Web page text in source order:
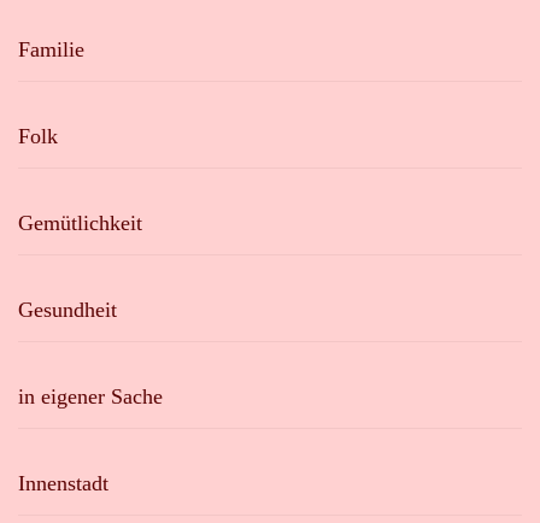
Familie
Folk
Gemütlichkeit
Gesundheit
in eigener Sache
Innenstadt